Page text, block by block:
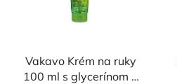
Vakavo Krém na ruky
100 ml s glycerínom a